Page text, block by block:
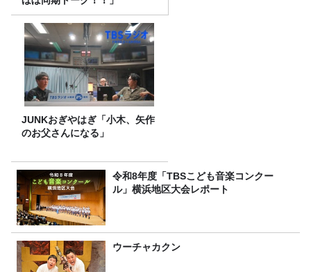
JUNKおぎやはぎ「小木、矢作
のお父さんになる」
令和8年度「TBSこども音楽コンクー
ル」横浜地区大会レポート
ウーチャカクン